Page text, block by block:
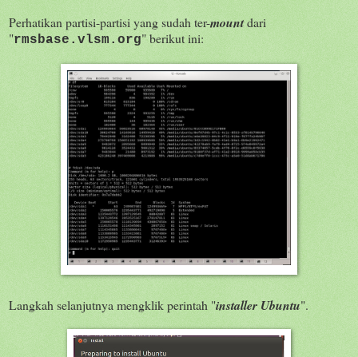
Perhatikan partisi-partisi yang sudah ter-mountdari
"rmsbase.vlsm.org" berikut ini:
Langkah selanjutnya mengklik perintah "installer Ubuntu".